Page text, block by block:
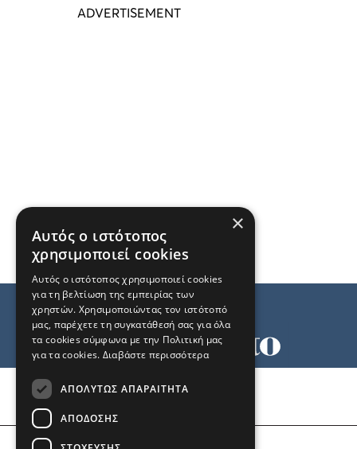
×
Αυτός ο ιστότοπος
χρησιμοποιεί cookies
Αυτός ο ιστότοπος χρησιμοποιεί cookies
για τη βελτίωση της εμπειρίας των
χρηστών. Χρησιμοποιώντας τον ιστότοπό
μας, παρέχετε τη συγκατάθεσή σας για όλα
τα cookies σύμφωνα με την Πολιτική μας
για τα cookies. Διαβάστε περισσότερα
ΑΠΟΛΎΤΩΣ ΑΠΑΡΑΊΤΗΤΑ
ΑΠΌΔΟΣΗΣ